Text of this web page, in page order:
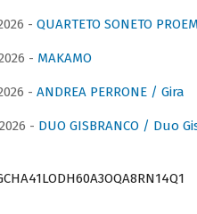
- QUARTETO SONETO
- MAKAMO
- ANDREA PERRONE / Gira
- DUO GISBRANCO / Duo